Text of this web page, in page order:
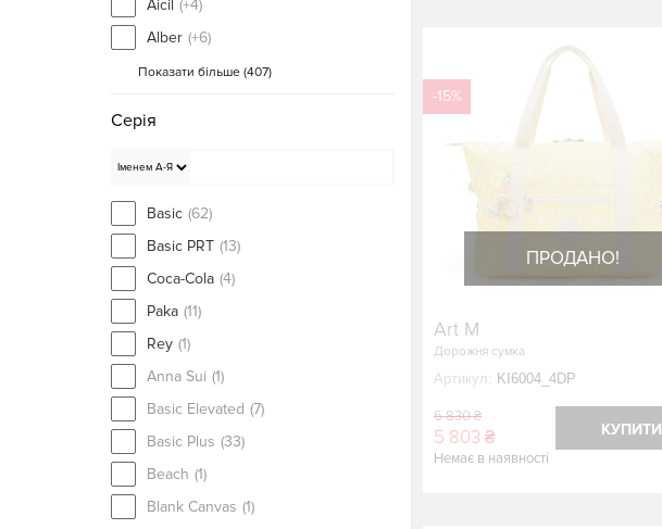
Aicil (+4)
Alber (+6)
Показати більше (407)
Серія
Basic (62)
Basic PRT (13)
Coca-Cola (4)
Paka (11)
Rey (1)
Anna Sui (1)
Basic Elevated (7)
Basic Plus (33)
Beach (1)
Blank Canvas (1)
ПРОДАНО!
-15%
Art M
Дорожня сумка
Артикул: KI6004_4DP
6 830 ₴
5 803 ₴
Немає в наявності
КУПИТИ